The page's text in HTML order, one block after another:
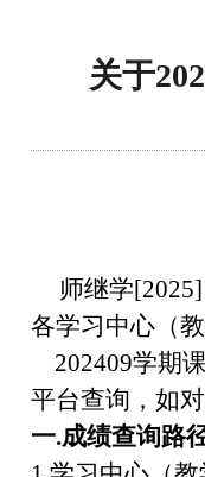
关于
师继学
各学习中心（
202409学期
平台查询，如
一.成绩查询路